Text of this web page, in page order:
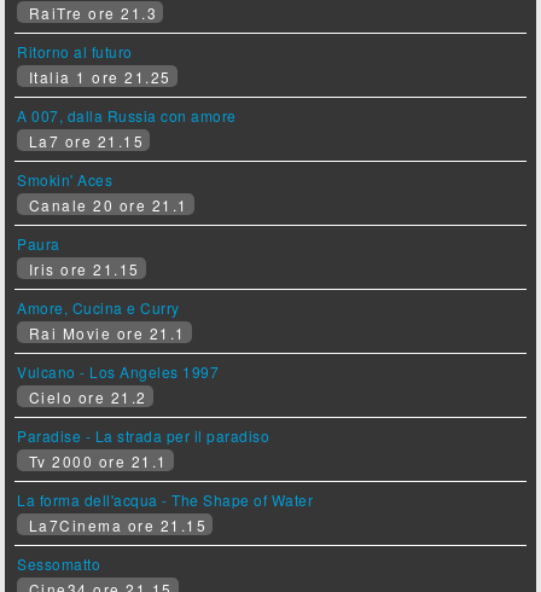
RaiTre ore 21.3
Ritorno al futuro
Italia 1 ore 21.25
A 007, dalla Russia con amore
La7 ore 21.15
Smokin' Aces
Canale 20 ore 21.1
Paura
Iris ore 21.15
Amore, Cucina e Curry
Rai Movie ore 21.1
Vulcano - Los Angeles 1997
Cielo ore 21.2
Paradise - La strada per il paradiso
Tv 2000 ore 21.1
La forma dell'acqua - The Shape of Water
La7Cinema ore 21.15
Sessomatto